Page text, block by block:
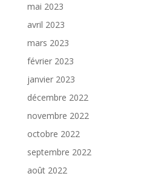
mai 2023
avril 2023
mars 2023
février 2023
janvier 2023
décembre 2022
novembre 2022
octobre 2022
septembre 2022
août 2022